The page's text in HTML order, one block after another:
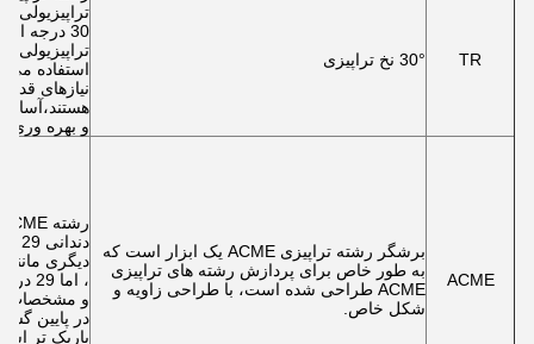
TR 30° نخ تراپیزی
تراپیزیولی
30 درجه
تراپیزیولی
استفاده می
نیازهای
و بهره وری
ACME
برشگر رشته تراپیزی ACME یک ابزار است که
به طور خاص برای پردازش رشته های تراپیزی
ACME طراحی شده است، با طراحی زاویه و
شکل خاص.
،
و مشخصات
در پایین
باریک تر